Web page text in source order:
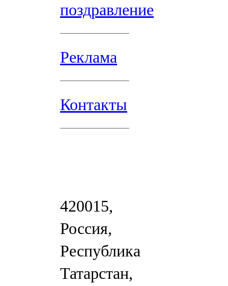
поздравление
Реклама
Контакты
420015,
Россия,
Республика
Татарстан,